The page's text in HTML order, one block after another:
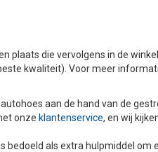
plaats die vervolgens in de
kwaliteit). Voor meer
aan de hand van de
onze klantenservice, en wij
bedoeld als extra hulpmiddel om